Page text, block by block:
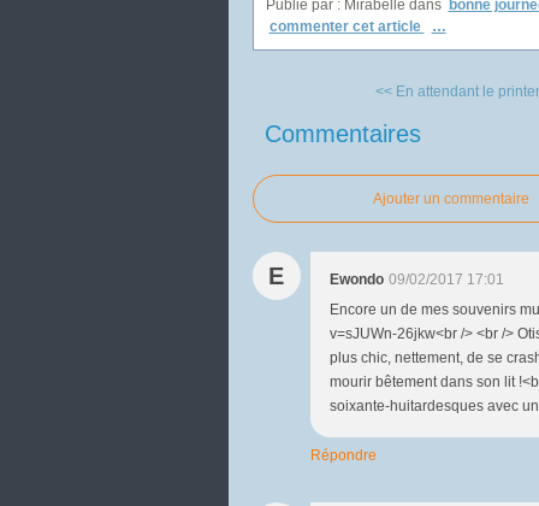
Publié par : Mirabelle dans bonne
commenter cet article
…
<< En attendant le
Commentaires
Ajouter un commentaire
E Ewondo 09/02/2017 17:01
Encore un de mes souvenirs
v=sJUWn-26jkw<br /> <br />
plus chic, nettement, de se
mourir bêtement dans son lit
soixante-huitardesques avec
Répondre